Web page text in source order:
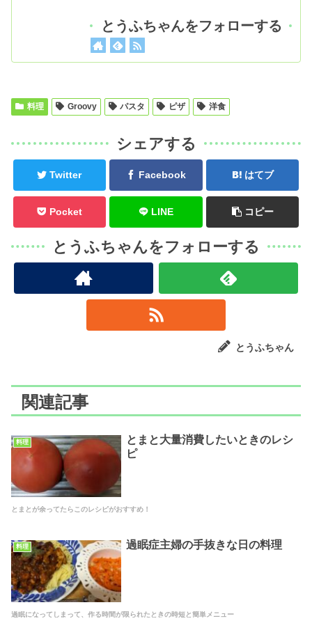
とうふちゃんをフォローする
料理 Groovy パスタ ピザ 洋食
シェアする
Twitter Facebook はてブ
Pocket LINE コピー
とうふちゃんをフォローする
とうふちゃん
関連記事
料理
とまと大量消費したいときのレシ
ピ
とまとが余ってたらこのレシピがおすすめ！
料理 過眠症主婦の手抜きな日の料理
過眠になってしまって、作る時間が限られたときの時短と簡単メニュー